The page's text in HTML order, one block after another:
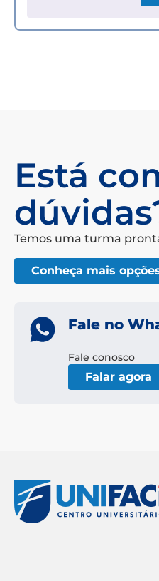
Está
Temos uma turma
Conheça mais
Fale no
Fale conosco
Falar agora